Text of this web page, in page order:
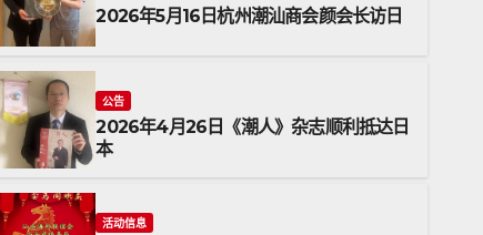
活动信息
汕头海外联谊会等五部门携五
全球潮人拜年！
2026年5月16日杭州潮汕商会颜会长访日
公告
2026年4月26日《潮人》杂志顺利抵达日
本
活动信息